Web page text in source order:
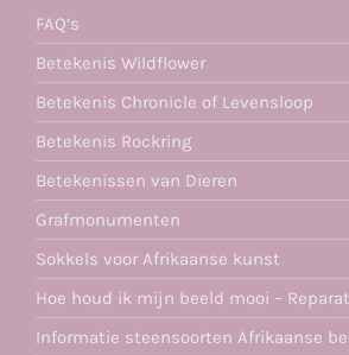
FAQ’s
Betekenis Wildflower
Betekenis Chronicle of Levensloop
Betekenis Rockring
Betekenissen van Dieren
Grafmonumenten
Sokkels voor Afrikaanse kunst
Hoe houd ik mijn beeld mooi –
Informatie steensoorten Afrikaanse